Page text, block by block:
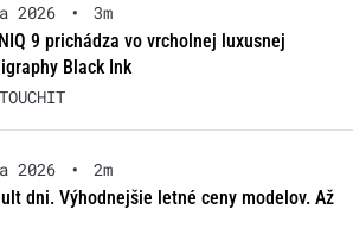
2026 •
3m
9 prichádza vo vrcholnej luxusnej
Black Ink
2026 •
2m
dni. Výhodnejšie letné ceny modelov. Až